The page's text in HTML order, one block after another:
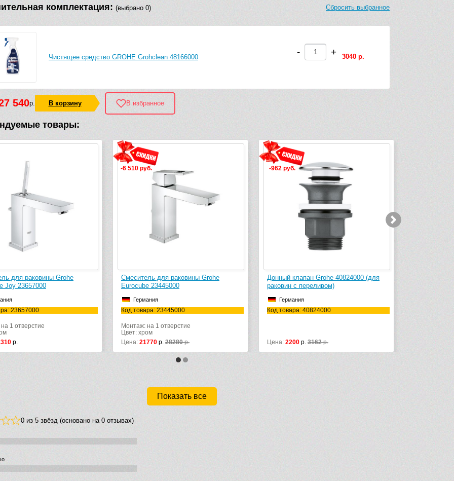
комплектация: (выбрано 0) Сбросить выбранное
Чистящее средство GROHE Grohclean 48166000 - + 3040 р.
540р. В корзину В избранное
товары:
для раковины Grohe
Joy 23657000
23657000
1 отверстие
р.
-6 510 руб.
Смеситель для раковины Grohe
Eurocube 23445000
Германия
Код товара: 23445000
Монтаж: на 1 отверстие
Цвет: хром
Цена: 21770 р. 28280р.
-962 руб.
Донный клапан Grohe 40824000 (для
раковин с переливом)
Германия
Код товара: 40824000
Цена: 2200 р. 3162р.
Сифон для
Показать все
0 из 5 звёзд (основано на 0 отзывах)